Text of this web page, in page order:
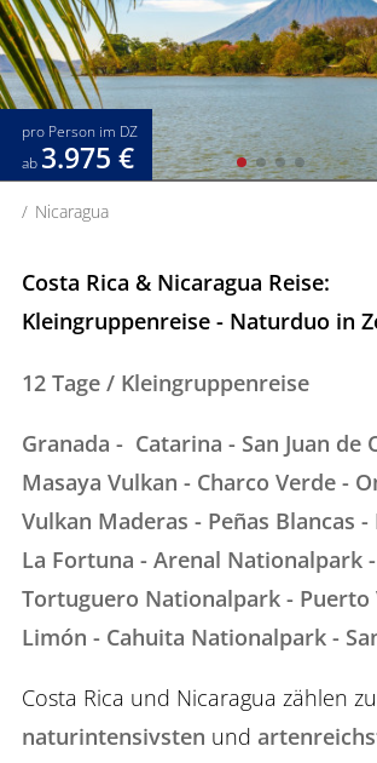
pro Person im DZ
ab 3.975 €
Nicaragua
Costa Rica & Nicaragua Reise:
Kleingruppenreise - Naturduo in
12 Tage / Kleingruppenreise
Granada - Catarina - San Juan de
Masaya Vulkan - Charco Verde -
Vulkan Maderas - Peñas Blancas
La Fortuna - Arenal Nationalpark
Tortuguero Nationalpark - Puerto
Limón - Cahuita Nationalpark -
Costa Rica und Nicaragua zählen
naturintensivsten und